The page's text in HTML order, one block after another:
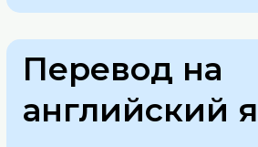
Перевод на
английский